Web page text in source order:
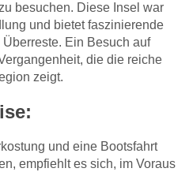
besuchen. Diese Insel war
und bietet faszinierende
Ein Besuch auf
die die reiche
zeigt.
und eine Bootsfahrt
empfiehlt es sich, im Voraus